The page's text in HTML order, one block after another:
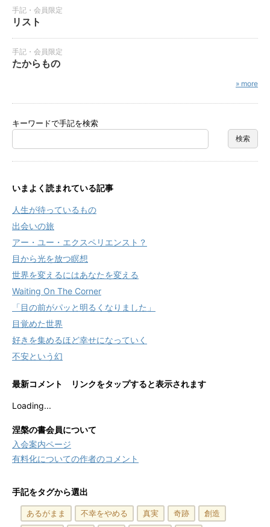
手記・会員限定
リスト
手記・会員限定
たからもの
» more
キーワードで手記を検索
いまよく読まれている記事
人生が待っているもの
出会いの旅
アー・ユー・エクスペリエンスト？
目から光を放つ瞑想
世界を変えるにはあなたを変える
Waiting On The Corner
「目の前がパッと明るくなりました」
目覚めた世界
好きを集めるほど幸せになっていく
不安という幻
最新コメント リンクをタップすると表示されます
Loading...
涅槃の書会員について
入会案内ページ
有料化についての作者のコメント
手記をタグから選出
あるがまま 不幸をやめる 真実 奇跡
創造